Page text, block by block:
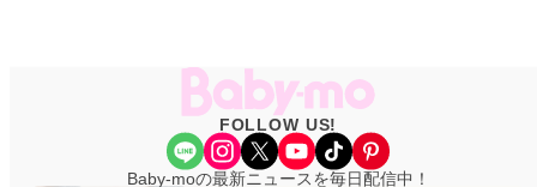
FOLLOW US!
Share Icon Instagram X YouTube TikTok Pinterest
Baby-moの最新ニュースを毎日配信中！